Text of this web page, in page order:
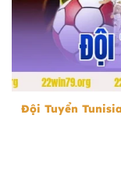
Đội Tuyển Tunisia
Đội Tuyển